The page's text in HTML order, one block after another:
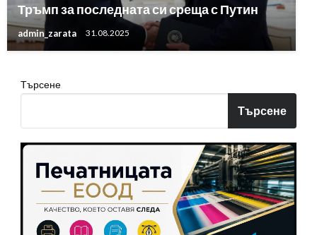
Тръмп за последната си среща с Путин
admin_zarata 31.08.2025
Търсене
Търсене